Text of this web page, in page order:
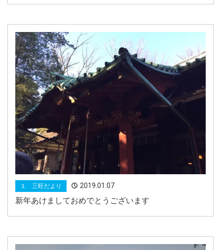
１ 三旺だより 2019.01.07
新年あけましておめでとうございます